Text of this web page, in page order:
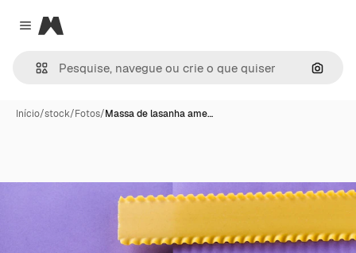
Close menu
Magnific
Início/stock/Fotos/Massa de lasanha ame…